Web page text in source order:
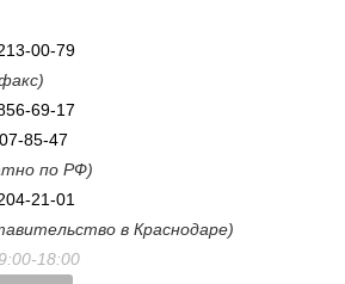
00-79
69-17
85-47
по РФ)
21-01
в Краснодаре)
18:00